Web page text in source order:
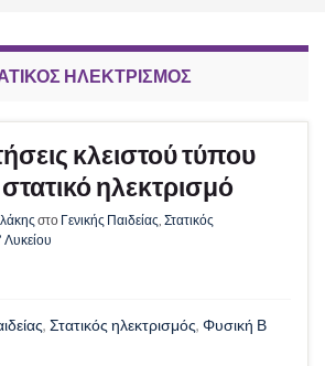
ΗΛΕΚΤΡΙΣΜΌΣ
κλειστού τύπου
ηλεκτρισμό
στο Γενικής Παιδείας, Στατικός
Λυκείου
, Στατικός ηλεκτρισμός, Φυσική Β